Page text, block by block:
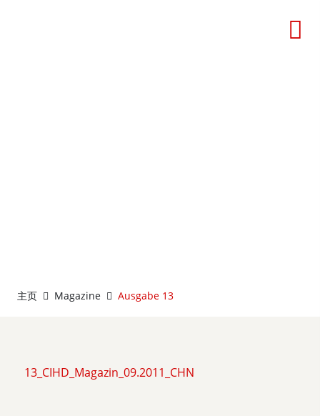
主页 Magazine Ausgabe 13
13_CIHD_Magazin_09.2011_CHN